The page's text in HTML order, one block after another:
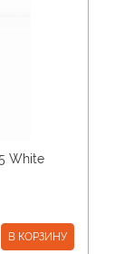
White
В КОРЗИНУ